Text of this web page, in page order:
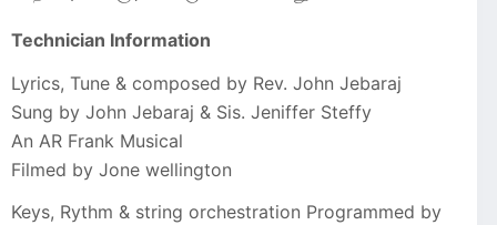
Technician Information
Lyrics, Tune & composed by Rev. John Jebaraj
Sung by John Jebaraj & Sis. Jeniffer Steffy
An AR Frank Musical
Filmed by Jone wellington
Keys, Rythm & string orchestration Programmed by